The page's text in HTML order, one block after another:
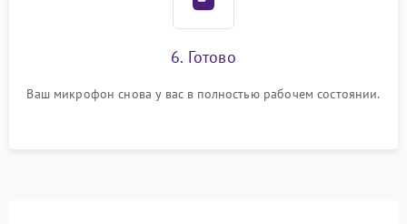
6. Готово
Ваш микрофон снова у вас в полностью рабочем состоянии.